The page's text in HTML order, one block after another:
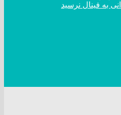
به فینال نرسید